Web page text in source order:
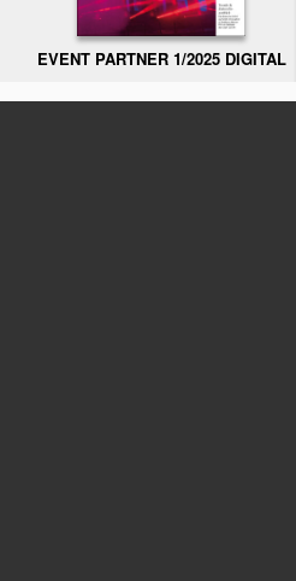
EVENT PARTNER 1/2025 DIGITAL